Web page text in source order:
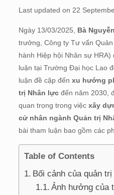
Last updated on 22
Ngày 13/03/2025, Bà
trưởng, Công ty Tư vấn
hành Hiệp hội Nhân sự
luận tại Trường Đại học Lao
luận đề cập đến xu hướng
trị Nhân lựcđến năm 2030,
quan trọng trong việc xây
cử nhân ngành Quản trị
bài tham luận bao gồm các
Table of Contents
Bối cảnh của quản
Ảnh hưởng của